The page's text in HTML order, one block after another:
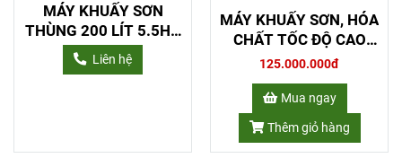
MÁY KHUẤY SƠN
THÙNG 200 LÍT 5.5HP
NÂNG HẠ TỜI ĐIỆN
Liên hệ
MÁY KHUẤY SƠN, HÓA
CHẤT TỐC ĐỘ CAO
50HP
125.000.000đ
Mua ngay
Thêm giỏ hàng